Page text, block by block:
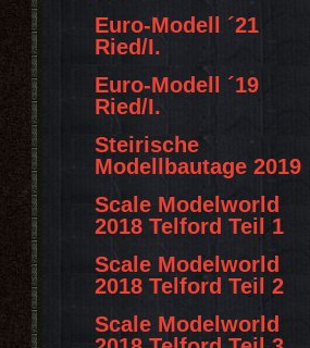
Euro-Modell ´21
Ried/I.
Euro-Modell ´19
Ried/I.
Steirische
Modellbautage 2019
Scale Modelworld
2018 Telford Teil 1
Scale Modelworld
2018 Telford Teil 2
Scale Modelworld